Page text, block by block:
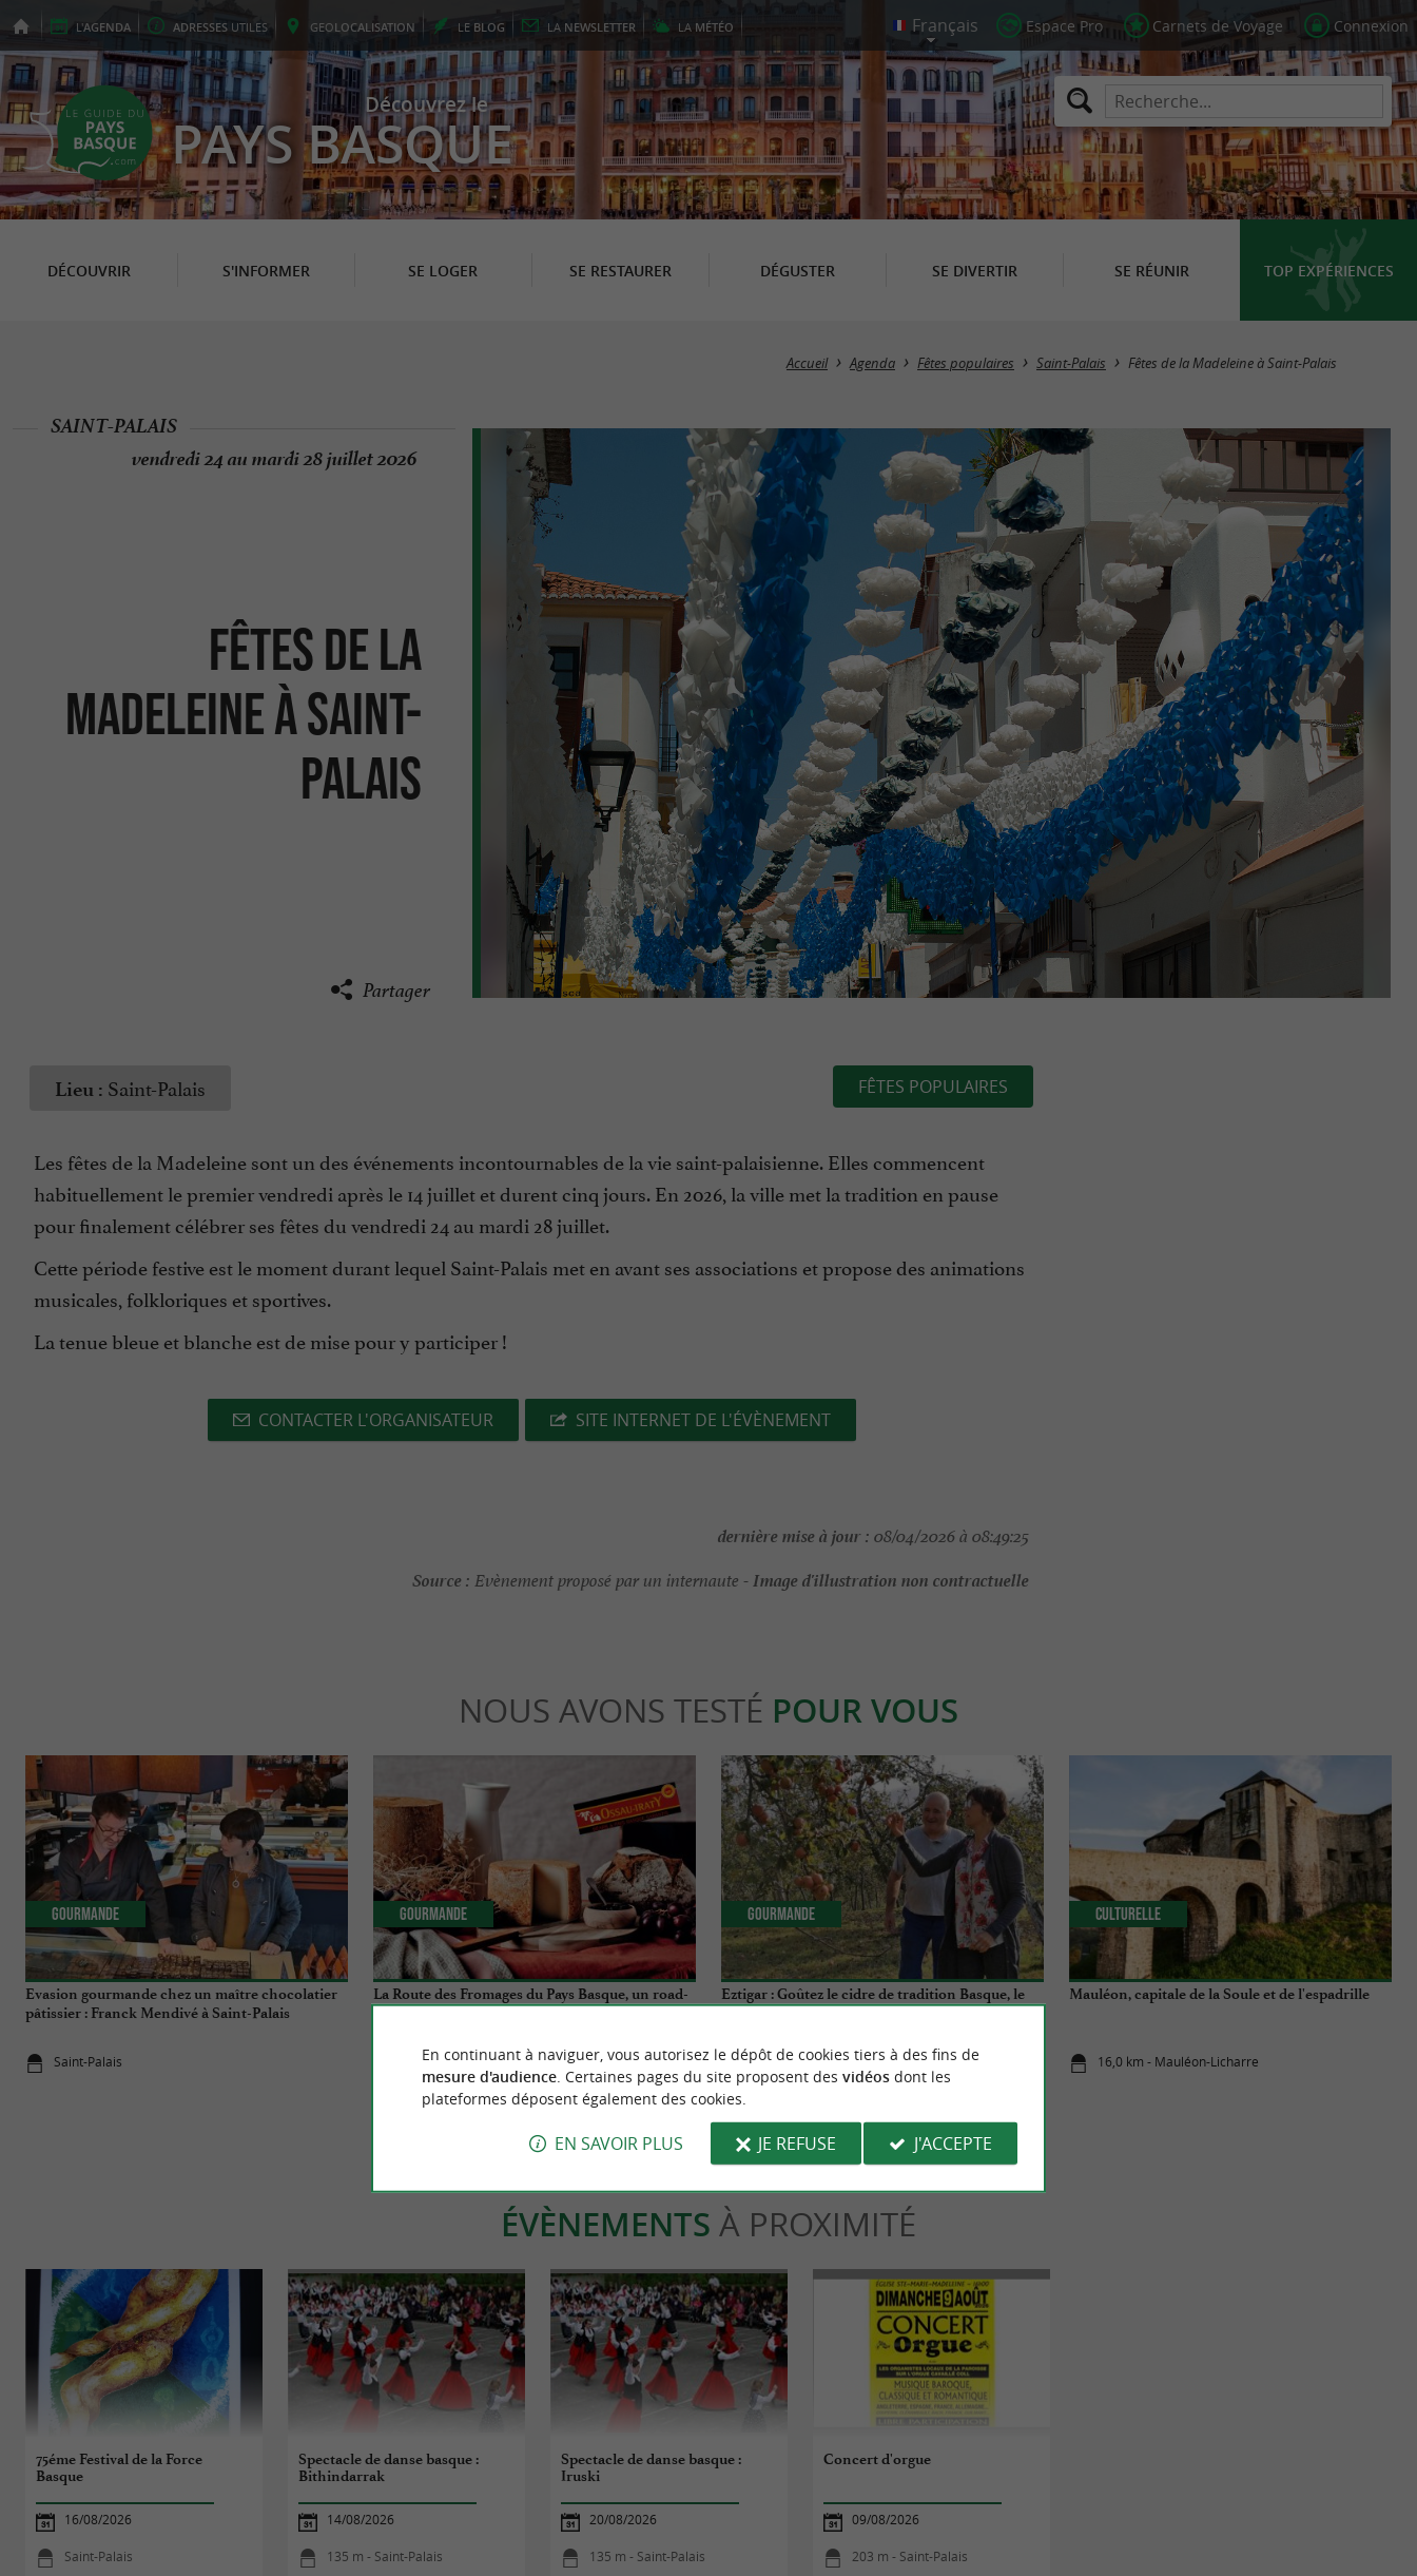
L'AGENDA ADRESSES UTILES GEOLOCALISATION LE BLOG LA NEWSLETTER LA MÉTÉO Espace Pro Carnets de Voyage Connexion
Découvrez le
PAYS BASQUE
DÉCOUVRIR S'INFORMER SE LOGER SE RESTAURER DÉGUSTER SE DIVERTIR SE RÉUNIR TOP EXPÉRIENCES
Accueil Agenda Fêtes populaires Saint-Palais Fêtes de la Madeleine à Saint-Palais
Fêtes de la
Madeleine à Saint-
Palais
SAINT-PALAIS
vendredi 24 au mardi 28 juillet 2026
Partager
Lieu : Saint-Palais FÊTES POPULAIRES
Les fêtes de la Madeleine sont un des événements incontournables de la vie saint-palaisienne. Elles commencent
habituellement le premier vendredi après le 14 juillet et durent cinq jours. En 2026, la ville met la tradition en pause
pour finalement célébrer ses fêtes du vendredi 24 au mardi 28 juillet.
Cette période festive est le moment durant lequel Saint-Palais met en avant ses associations et propose des animations
musicales, folkloriques et sportives.
La tenue bleue et blanche est de mise pour y participer !
CONTACTER L'ORGANISATEUR SITE INTERNET DE L'ÉVÈNEMENT
dernière mise à jour : 08/04/2026 à 08:49:25
Source : Evènement proposé par un internaute -Image d'illustration non contractuelle
NOUS AVONS TESTÉ POUR VOUS
Evasion gourmande chez un maître chocolatier
pâtissier : Franck Mendivé à Saint-Palais
Saint-Palais
Gourmande
La Route des Fromages du Pays Basque, un road-
12,1 km - Larceveau-Arros-Cibits
Gourmande
Eztigar : Goûtez le cidre de tradition Basque, le
14,9 km - Saint-Just-Ibarre
Gourmande
Mauléon, capitale de la Soule et de l'espadrille
16,0 km - Mauléon-Licharre
Culturelle
ÉVÈNEMENTS À PROXIMITÉ
75éme Festival de la Force
Basque
16/08/2026
Saint-Palais
Spectacle de danse basque :
Bithindarrak
14/08/2026
135 m - Saint-Palais
Spectacle de danse basque :
Iruski
20/08/2026
135 m - Saint-Palais
Concert d'orgue
09/08/2026
203 m - Saint-Palais
En continuant à naviguer, vous autorisez le dépôt de cookies tiers à des fins de
mesure d'audience. Certaines pages du site proposent des vidéosdont les
plateformes déposent également des cookies.
EN SAVOIR PLUS JE REFUSE J'ACCEPTE